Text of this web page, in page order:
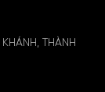
THÀNH